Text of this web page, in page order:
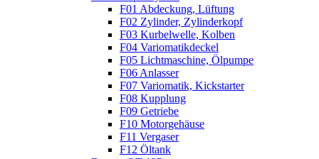
F01 Abdeckung, Lüftung
F02 Zylinder, Zylinderkopf
F03 Kurbelwelle, Kolben
F04 Variomatikdeckel
F05 Lichtmaschine, Ölpumpe
F06 Anlasser
F07 Variomatik, Kickstarter
F08 Kupplung
F09 Getriebe
F10 Motorgehäuse
F11 Vergaser
F12 Öltank